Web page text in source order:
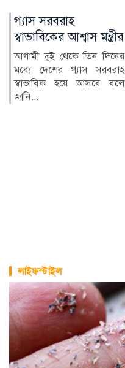
দ্রব্যমূল্য বৃদ্ধির প্রতিবাদে
১১ দলের স্মারকলিপি
গ্যাস সংকট, দীর্ঘস্থায়ী
লোডশেডিং, বিদ্যুতের মূল্যবৃদ্ধি,
ভুতুড়ে বিল আদায় এবং...
লাইফস্টাইল